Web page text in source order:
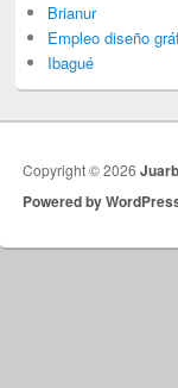
Brianur
Empleo diseño
Ibagué
Copyright © 2026
Powered by